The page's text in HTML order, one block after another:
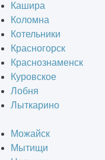
Кашира
Коломна
Котельники
Красногорск
Краснознаменск
Куровское
Лобня
Лыткарино
Можайск
Мытищи